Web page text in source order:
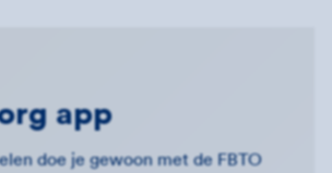
app
doe je gewoon met de FBTO